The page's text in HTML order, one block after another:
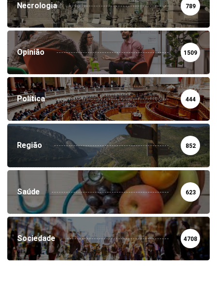
Necrologia 789
Opinião 1509
Política 444
Região 852
Saúde 623
Sociedade 4708